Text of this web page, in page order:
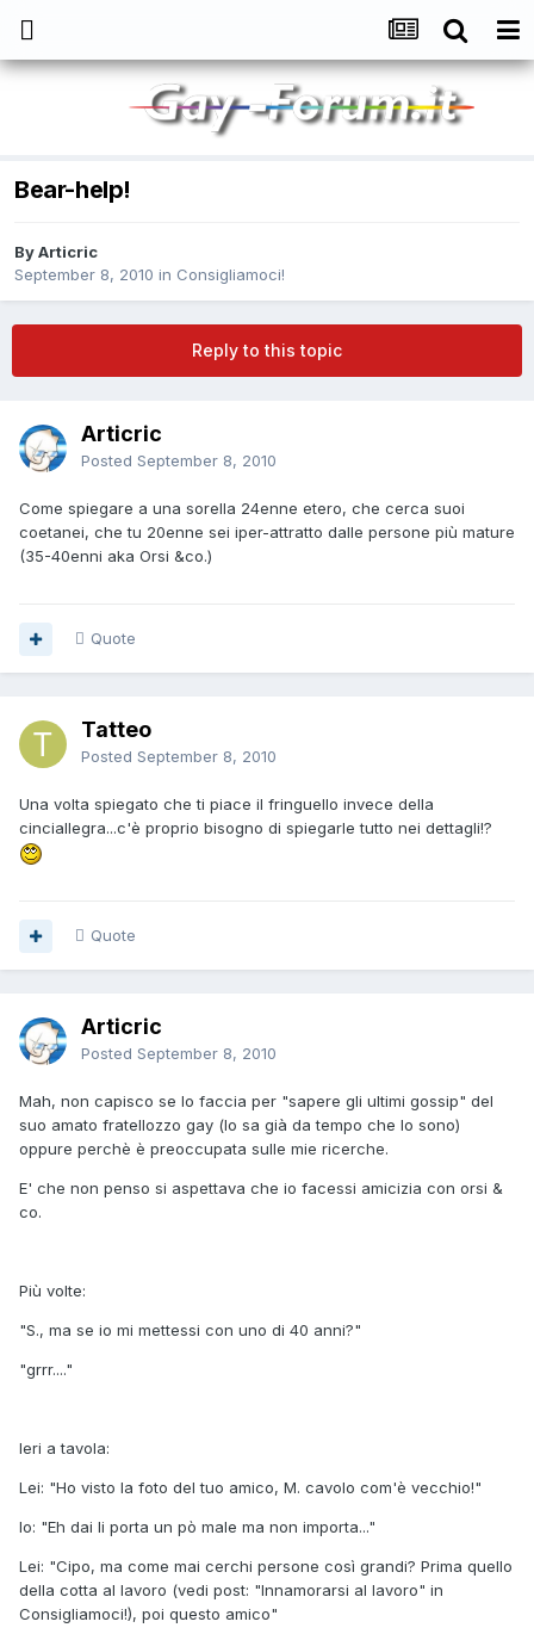
Bear-help!
ByArticric
September 8, 2010 in Consigliamoci!
Reply to this topic
Articric
Posted September 8, 2010
Come spiegare a una sorella 24enne etero, che cerca suoi
coetanei, che tu 20enne sei iper-attratto dalle persone più mature
(35-40enni aka Orsi &co.)
Quote
Tatteo
Posted September 8, 2010
Una volta spiegato che ti piace il fringuello invece della
cinciallegra...c'è proprio bisogno di spiegarle tutto nei dettagli!?
Quote
Articric
Posted September 8, 2010
Mah, non capisco se lo faccia per "sapere gli ultimi gossip" del
suo amato fratellozzo gay (lo sa già da tempo che lo sono)
oppure perchè è preoccupata sulle mie ricerche.
E' che non penso si aspettava che io facessi amicizia con orsi &
co.
Più volte:
"S., ma se io mi mettessi con uno di 40 anni?"
"grrr...."
Ieri a tavola:
Lei: "Ho visto la foto del tuo amico, M. cavolo com'è vecchio!"
Io: "Eh dai li porta un pò male ma non importa..."
Lei: "Cipo, ma come mai cerchi persone così grandi? Prima quello
della cotta al lavoro (vedi post: "Innamorarsi al lavoro" in
Consigliamoci!), poi questo amico"